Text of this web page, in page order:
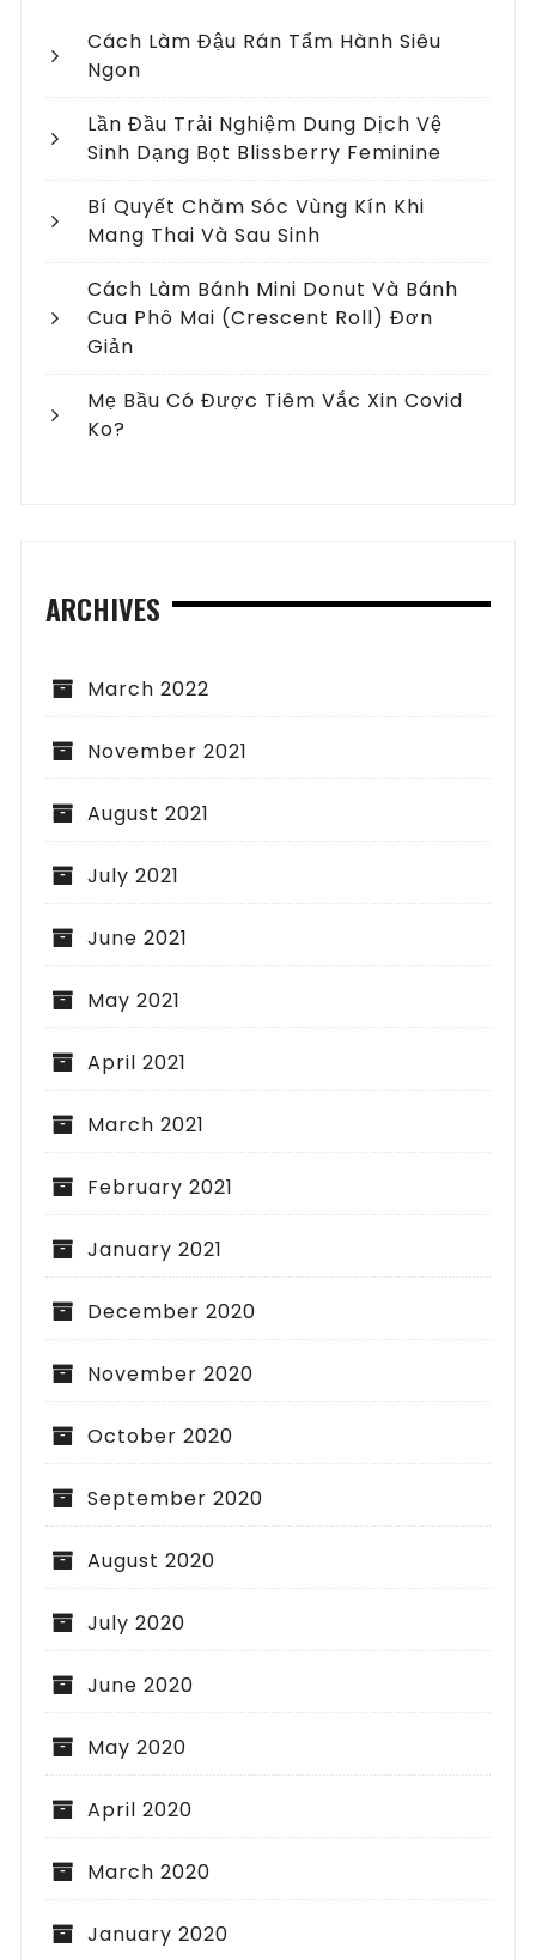
Cách Làm Đậu Rán Tẩm Hành Siêu
Ngon
Lần Đầu Trải Nghiệm Dung Dịch Vệ
Sinh Dạng Bọt Blissberry Feminine
Bí Quyết Chăm Sóc Vùng Kín Khi
Mang Thai Và Sau Sinh
Cách Làm Bánh Mini Donut Và Bánh
Cua Phô Mai (crescent Roll) Đơn
Giản
Mẹ Bầu Có Được Tiêm Vắc Xin Covid
Ko?
ARCHIVES
March 2022
November 2021
August 2021
July 2021
June 2021
May 2021
April 2021
March 2021
February 2021
January 2021
December 2020
November 2020
October 2020
September 2020
August 2020
July 2020
June 2020
May 2020
April 2020
March 2020
January 2020